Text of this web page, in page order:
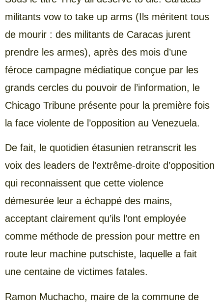
militants vow to take up arms (Ils méritent tous
de mourir : des militants de Caracas jurent
prendre les armes), après des mois d’une
féroce campagne médiatique conçue par les
grands cercles du pouvoir de l’information, le
Chicago Tribune présente pour la première fois
la face violente de l’opposition au Venezuela.
De fait, le quotidien étasunien retranscrit les
voix des leaders de l’extrême-droite d’opposition
qui reconnaissent que cette violence
démesurée leur a échappé des mains,
acceptant clairement qu’ils l’ont employée
comme méthode de pression pour mettre en
route leur machine putschiste, laquelle a fait
une centaine de victimes fatales.
Ramon Muchacho, maire de la commune de